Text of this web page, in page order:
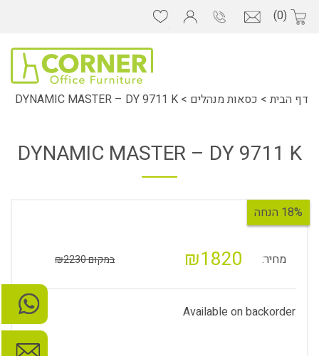
(0)
דף הבית > כסאות מנהלים >
DYNAMIC MASTER – DY 9711 K
DYNAMIC MASTER – DY 9711 K
18% הנחה
מחיר: ₪1820 במקום ₪2230
Available on backorder